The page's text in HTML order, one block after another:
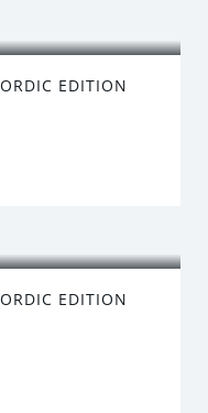
EDITION
EDITION